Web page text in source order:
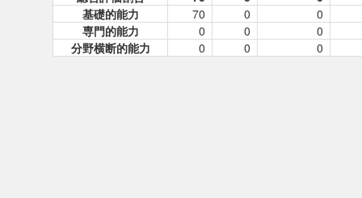
基礎的能力
70 0
0
専門的能力
0 0
0
分野横断的能力
0 0 0